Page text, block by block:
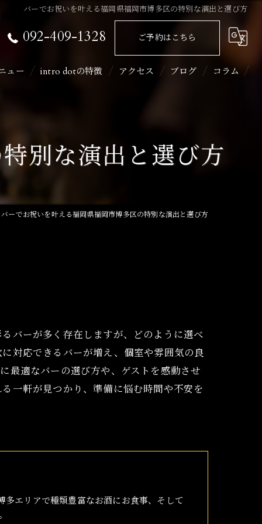
バーでお祝いを叶える福岡県福岡市博多区の特別な演出と選び方
092-409-1328 ご予約はこちら
ュー intro dotの特徴
イベント
飲み会
アクセス ブログ コラム
別な演出と選び方
バーでお祝いを叶える福岡県福岡市博多区の特別な演出と選び方
バーが多く存在しますが、どのように選べ
対応できるバーが増え、個室や雰囲気の良
最適なバーの選び方や、ゲストを感動させ
一軒が見つかり、準備に悩む時間や不安を
エリアで種類豊富なお酒にお食事、そして